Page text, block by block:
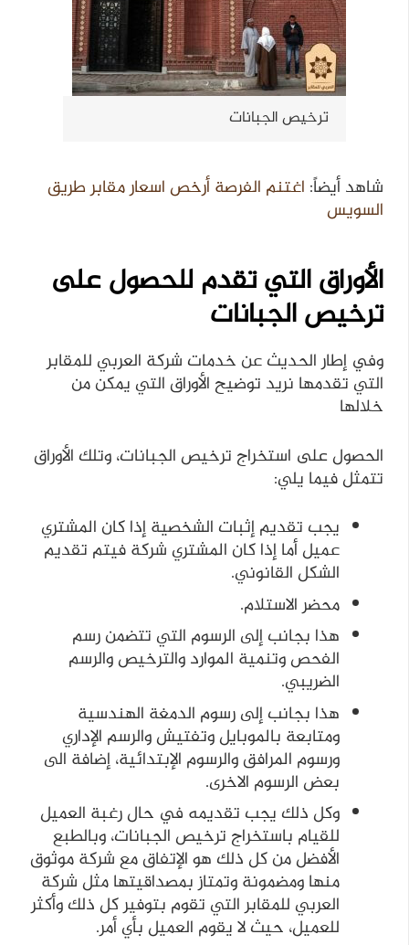
ترخيص الجبانات
شاهد أيضاً: اغتنم الفرصة أرخص اسعار مقابر طريق
السويس
الأوراق التي تقدم للحصول على
ترخيص الجبانات
وفي إطار الحديث عن خدمات شركة العربي للمقابر
التي تقدمها نريد توضيح الأوراق التي يمكن من
خلالها
الحصول على استخراج ترخيص الجبانات، وتلك الأوراق
تتمثل فيما يلي:
يجب تقديم إثبات الشخصية إذا كان المشتري
عميل أما إذا كان المشتري شركة فيتم تقديم
الشكل القانوني.
محضر الاستلام.
هذا بجانب إلى الرسوم التي تتضمن رسم
الفحص وتنمية الموارد والترخيص والرسم
الضريبي.
هذا بجانب إلى رسوم الدمغة الهندسية
ومتابعة بالموبايل وتفتيش والرسم الإداري
ورسوم المرافق والرسوم الإبتدائية، إضافة الى
بعض الرسوم الاخرى.
وكل ذلك يجب تقديمه في حال رغبة العميل
للقيام باستخراج ترخيص الجبانات، وبالطبع
الأفضل من كل ذلك هو الإتفاق مع شركة موثوق
منها ومضمونة وتمتاز بمصداقيتها مثل شركة
العربي للمقابر التي تقوم بتوفير كل ذلك وأكثر
للعميل، حيث لا يقوم العميل بأي أمر.